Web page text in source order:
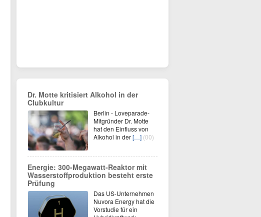
Dr. Motte kritisiert Alkohol in der
Clubkultur
Berlin - Loveparade-
Mitgründer Dr. Motte
hat den Einfluss von
Alkohol in der[…] (00)
Energie: 300-Megawatt-Reaktor mit
Wasserstoffproduktion besteht erste
Prüfung
Das US-Unternehmen
Nuvora Energy hat die
Vorstudie für ein